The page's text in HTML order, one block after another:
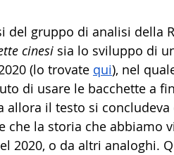
del gruppo di analisi della
cinesi sia lo sviluppo di
(lo trovate qui), nel
di usare le bacchette a
allora il testo si
che la storia che abbiamo
2020, o da altri analoghi.